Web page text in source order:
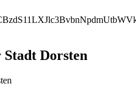
Stadt Dorsten